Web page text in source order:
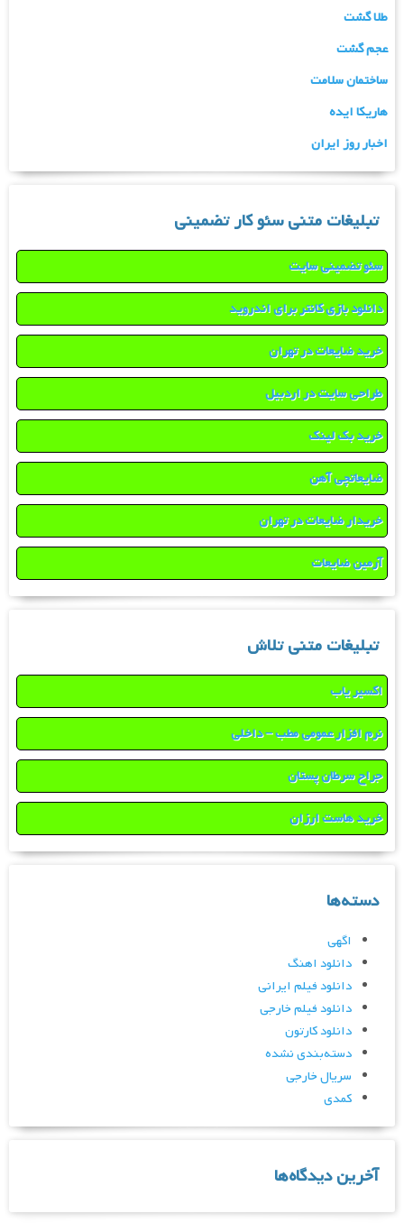
طلا گشت
عجم گشت
ساختمان سلامت
هاریکا ایده
اخبار روز ایران
تبلیغات متنی سئو کار تضمینی
سئو تضمینی سایت
دانلود بازی کانتر برای اندروید
خرید ضایعات در تهران
طراحی سایت در اردبیل
خرید بک لینک
ضایعاتچی آهن
خریدار ضایعات در تهران
آرمین ضایعات
تبلیغات متنی تلاش
اکسیر یاب
نرم افزار عمومی مطب – داخلی
جراح سرطان پستان
خرید هاست ارزان
دسته‌ها
اگهی
دانلود اهنگ
دانلود فیلم ایرانی
دانلود فیلم خارجی
دانلود کارتون
دسته‌بندی نشده
سریال خارجی
کمدی
آخرین دیدگاه‌ها